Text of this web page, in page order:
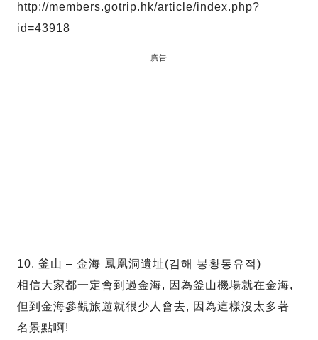
http://members.gotrip.hk/article/index.php?
id=43918
廣告
10. 釜山 – 金海 鳳凰洞遺址(김해 봉황동유적)
相信大家都一定會到過金海, 因為釜山機場就在金海,
但到金海參觀旅遊就很少人會去, 因為這樣沒太多著
名景點啊!